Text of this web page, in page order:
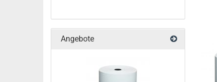
Angebote